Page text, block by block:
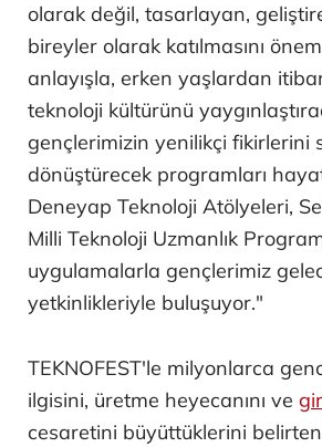
olarak değil, tasarlayan,
bireyler olarak katılmasını
anlayışla, erken yaşlardan
teknoloji kültürünü
gençlerimizin yenilikçi fikirlerini
dönüştürecek programları
Deneyap Teknoloji Atölyeleri,
Milli Teknoloji Uzmanlık
uygulamalarla gençlerimiz
yetkinlikleriyle buluşuyor."
TEKNOFEST'le milyonlarca
ilgisini, üretme heyecanını ve
cesaretini büyüttüklerini belirten